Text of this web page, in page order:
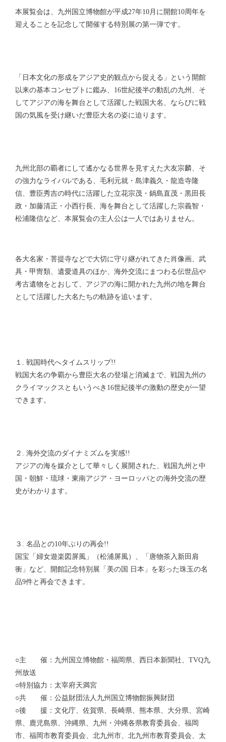
本展覧会は、九州国立博物館が平成27年10月に開館10周年を
迎えることを記念して開催する特別展の第一弾です。
「日本文化の形成をアジア史的観点から捉える」という開館
以来の基本コンセプトに鑑み、16世紀後半の動乱の九州、そ
してアジアの海を舞台として活躍した戦国大名、ならびに戦
国の気風を受け継いだ豊臣大名の姿に迫ります。
九州北部の覇者にして遙かなる世界を見すえた大友宗麟、そ
の強力なライバルである、毛利元就・島津義久・龍造寺隆
信、豊臣秀吉の時代に活躍した立花宗茂・鍋島直茂・黒田長
政・加藤清正・小西行長、海を舞台として活躍した宗義智・
松浦隆信など、本展覧会の主人公は一人ではありません。
各大名家・菩提寺などで大切に守り継がれてきた肖像画、武
具・甲冑類、遺愛道具のほか、海外交流にまつわる伝世品や
考古遺物をとおして、アジアの海に開かれた九州の地を舞台
として活躍した大名たちの軌跡を追います。
１. 戦国時代へタイムスリップ!!
戦国大名の争覇から豊臣大名の登場と消滅まで、戦国九州の
クライマックスともいうべき16世紀後半の激動の歴史が一望
できます。
２. 海外交流のダイナミズムを実感!!
アジアの海を媒介として華々しく展開された、戦国九州と中
国・朝鮮・琉球・東南アジア・ヨーロッパとの海外交流の歴
史がわかります。
３. 名品との10年ぶりの再会!!
国宝「婦女遊楽図屏風」（松浦屏風）、「唐物茶入新田肩
衝」など、開館記念特別展「美の国 日本」を彩った珠玉の名
品9件と再会できます。
○主 催：九州国立博物館・福岡県、西日本新聞社、TVQ九
州放送
○特別協力：太宰府天満宮
○共 催：公益財団法人九州国立博物館振興財団
○後 援：文化庁、佐賀県、長崎県、熊本県、大分県、宮崎
県、鹿児島県、沖縄県、九州・沖縄各県教育委員会、福岡
市、福岡市教育委員会、北九州市、北九州市教育委員会、太